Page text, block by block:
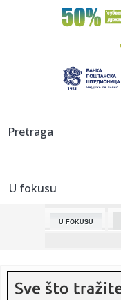
23:52:Knežević
ostal...
Kos kaže
23:48:Neobično
Gor...
23:34:
23:33:
Kristijan još
Pretraga
U fokusu
U FOKUSU